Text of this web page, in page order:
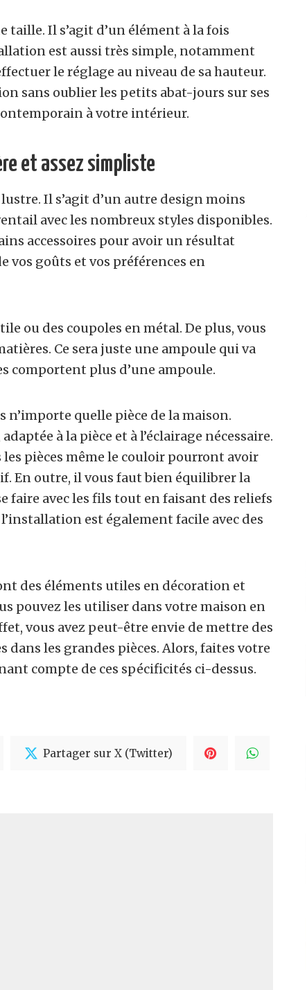
Il s’agit d’un élément à la fois
est aussi très simple, notamment
le réglage au niveau de sa hauteur.
sans oublier les petits abat-jours sur ses
à votre intérieur.
et assez simpliste
Il s’agit d’un autre design moins
avec les nombreux styles disponibles.
accessoires pour avoir un résultat
vos goûts et vos préférences en
ou des coupoles en métal. De plus, vous
Ce sera juste une ampoule qui va
comportent plus d’une ampoule.
quelle pièce de la maison.
à la pièce et à l’éclairage nécessaire.
pièces même le couloir pourront avoir
En outre, il vous faut bien équilibrer la
faire avec les fils tout en faisant des reliefs
est également facile avec des
des éléments utiles en décoration et
pouvez les utiliser dans votre maison en
vous avez peut-être envie de mettre des
les grandes pièces. Alors, faites votre
compte de ces spécificités ci-dessus.
Partager sur X (Twitter)